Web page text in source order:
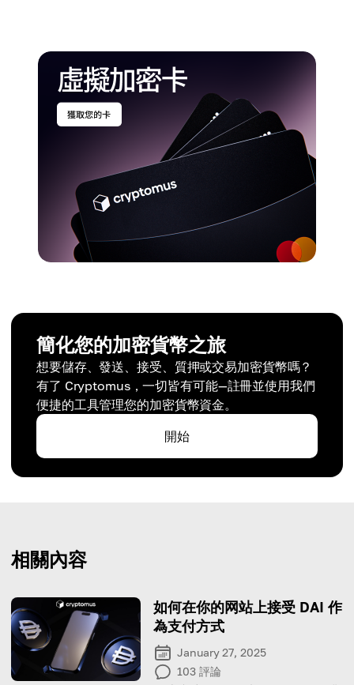
簡化您的加密貨幣之旅
想要儲存、發送、接受、質押或交易加密貨幣嗎？
有了 Cryptomus，一切皆有可能—註冊並使用我們
便捷的工具管理您的加密貨幣資金。
開始
相關內容
如何在你的网站上接受 DAI 作
為支付方式
January 27, 2025
103 評論